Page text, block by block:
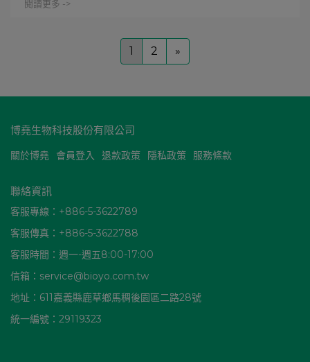
閱讀更多 ->
1 2 »
博堯生物科技股份有限公司
關於博堯 會員登入 退款政策 隱私政策 服務條款
聯絡資訊
客服專線：+886-5-3622789
客服傳真：+886-5-3622788
客服時間：週一-週五8:00-17:00
信箱：service@bioyo.com.tw
地址：611嘉義縣鹿草鄉馬稠後園區二路28號
統一編號：29119323